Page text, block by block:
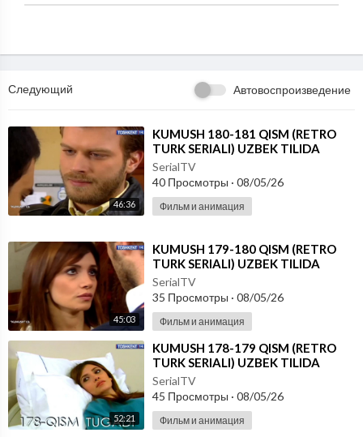
Следующий Автовоспроизведение
46:36
⁣KUMUSH 180-181 QISM (RETRO
TURK SERIALI) UZBEK TILIDA
SerialTV
40 Просмотры · 08/05/26
Фильм и анимация
45:03
⁣KUMUSH 179-180 QISM (RETRO
TURK SERIALI) UZBEK TILIDA
SerialTV
35 Просмотры · 08/05/26
Фильм и анимация
52:21
⁣KUMUSH 178-179 QISM (RETRO
TURK SERIALI) UZBEK TILIDA
SerialTV
45 Просмотры · 08/05/26
Фильм и анимация